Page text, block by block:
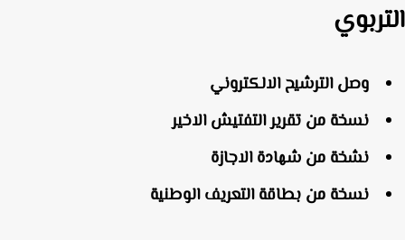
وصل الترشيح الالكتروني
نسخة من تقرير التفتيش الاخير
نشخة من شهادة الاجازة
نسخة من بطاقة التعريف الوطنية